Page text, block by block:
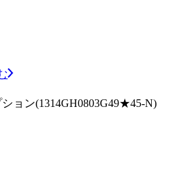
ョン(1314GH0803G49★45-N)